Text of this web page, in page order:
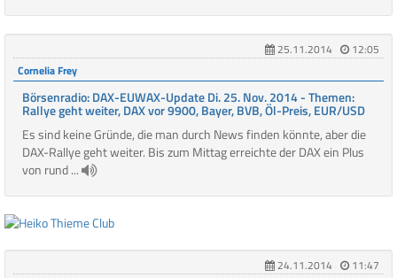
25.11.2014
12:05
Cornelia Frey
Börsenradio: DAX-EUWAX-Update Di. 25. Nov. 2014 - Themen:
Rallye geht weiter, DAX vor 9900, Bayer, BVB, Öl-Preis, EUR/USD
Es sind keine Gründe, die man durch News finden könnte, aber die
DAX-Rallye geht weiter. Bis zum Mittag erreichte der DAX ein Plus
von rund ...
24.11.2014
11:47